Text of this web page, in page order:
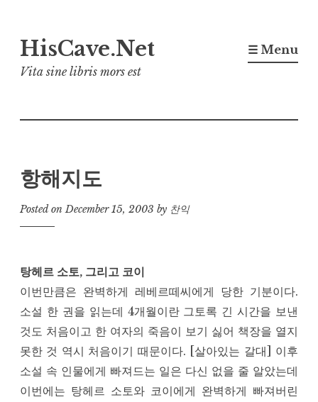
to
content
HisCave.Net
Vita sine libris mors est
☰ Menu
항해지도
Posted onDecember 15, 2003 by 찬익
탕헤르 소토, 그리고 코이
이번만큼은 완벽하게 레베르떼씨에게 당한 기분이다.
소설 한 권을 읽는데 4개월이란 그토록 긴 시간을 보낸
것도 처음이고 한 여자의 죽음이 보기 싫어 책장을 열지
못한 것 역시 처음이기 때문이다. [살아있는 갈대] 이후
소설 속 인물에게 빠져드는 일은 다신 없을 줄 알았는데
이번에는 탕헤르 소토와 코이에게 완벽하게 빠져버린